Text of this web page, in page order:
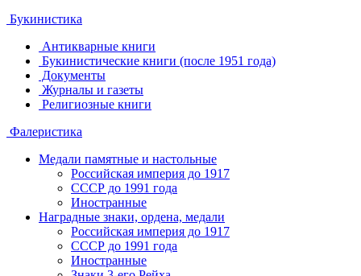
Букинистика
Антикварные книги
Букинистические книги (после 1951 года)
Документы
Журналы и газеты
Религиозные книги
Фалеристика
Медали памятные и настольные
Российская империя до 1917
СССР до 1991 года
Иностранные
Наградные знаки, ордена, медали
Российская империя до 1917
СССР до 1991 года
Иностранные